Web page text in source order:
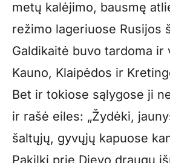
metų kalėjimo, bausmę
režimo lageriuose Rusijos
Galdikaitė buvo tardoma ir
Kauno, Klaipėdos ir
Bet ir tokiose sąlygose ji
ir rašė eiles: „Žydėki,
šaltųjų, gyvųjų kapuose
Pakilki prie Dievo draugų